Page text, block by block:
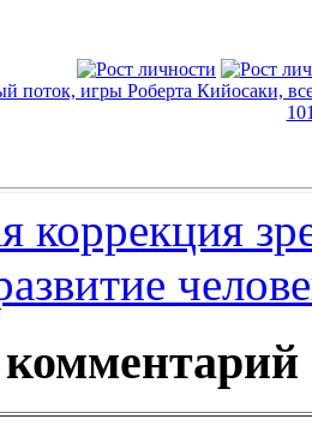
коррекция